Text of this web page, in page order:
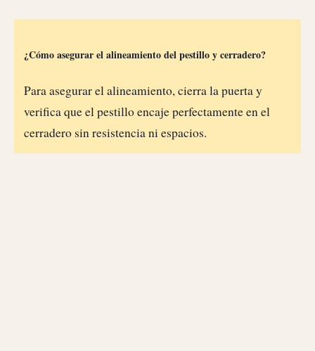
¿Cómo asegurar el alineamiento del pestillo y cerradero?
Para asegurar el alineamiento, cierra la puerta y
verifica que el pestillo encaje perfectamente en el
cerradero sin resistencia ni espacios.